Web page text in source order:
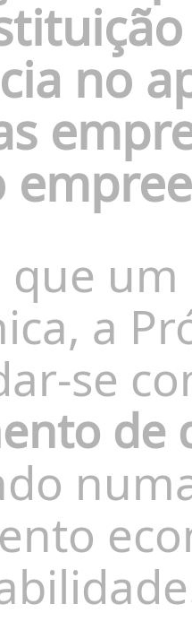
no
que
a
se
de